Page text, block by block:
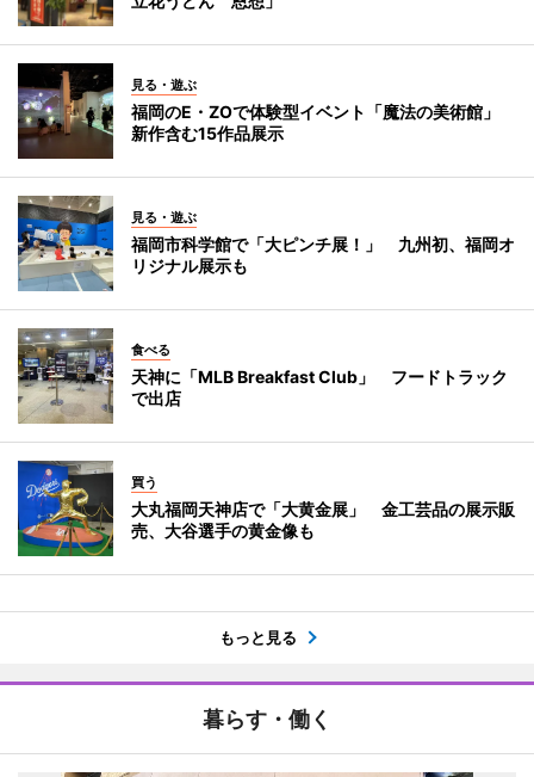
見る・遊ぶ
福岡のE・ZOで体験型イベント「魔法の美術館」
新作含む15作品展示
見る・遊ぶ
福岡市科学館で「大ピンチ展！」 九州初、福岡オ
リジナル展示も
食べる
天神に「MLB Breakfast Club」 フードトラック
で出店
買う
大丸福岡天神店で「大黄金展」 金工芸品の展示販
売、大谷選手の黄金像も
もっと見る
暮らす・働く